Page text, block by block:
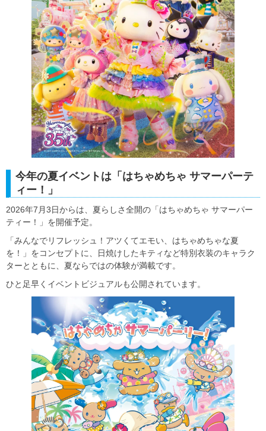
今年の夏イベントは「はちゃめちゃ サマーパーテ
ィー！」
2026年7月3日からは、夏らしさ全開の「はちゃめちゃ サマーパー
ティー！」を開催予定。
「みんなでリフレッシュ！アツくてエモい、はちゃめちゃな夏
を！」をコンセプトに、日焼けしたキティなど特別衣装のキャラク
ターとともに、夏ならではの体験が満載です。
ひと足早くイベントビジュアルも公開されています。